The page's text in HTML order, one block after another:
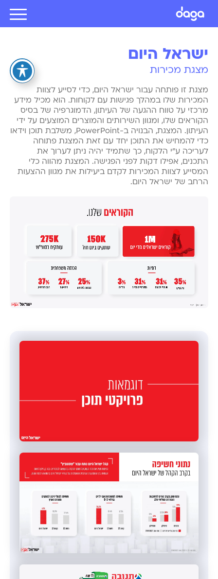
ישראל היום
מצגת מכירות
מצגת זו פותחה עבור ישראל היום, כדי לסייע לצוות
המכירות שלו במהלך פגישות עם לקוחות. הוא מכיל מידע
מרכזי על טווח ההגעה של העיתון, הדמוגרפיה של בסיס
הקוראים שלו, ומגוון השירותים והמוצרים המוצעים על ידי
העיתון. המצגת, הבנויה ב-PowerPoint, משלבת תוכן וידאו
כדי להמחיש את התוכן יחד עם זאת המצגת פתוחה
לעריכה ע"י הלקוח, כך שתמיד יהיה ניתן לערוך את
התכנים, אפילו דקות לפני הפגישה. המצגת מהווה כלי
המסייע לצוות המכירות לקדם ביעילות את מגוון ההצעות
הרחב של ישראל היום.